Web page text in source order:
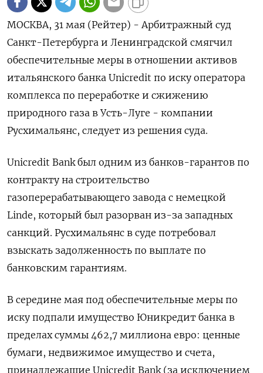
МОСКВА, 31 мая (Рейтер) - Арбитражный суд
Санкт-Петербурга и Ленинградской смягчил
обеспечительные меры в отношении активов
итальянского банка Unicredit по иску оператора
комплекса по переработке и сжижению
природного газа в Усть-Луге - компании
Русхимальянс, следует из решения суда.
Unicredit Bank был одним из банков-гарантов по
контракту на строительство
газоперерабатывающего завода с немецкой
Linde, который был разорван из-за западных
санкций. Русхимальянс в суде потребовал
взыскать задолженность по выплате по
банковским гарантиям.
В середине мая под обеспечительные меры по
иску подпали имущество Юникредит банка в
пределах суммы 462,7 миллиона евро: ценные
бумаги, недвижимое имущество и счета,
принадлежащие Uniсredit Bank (за исключением